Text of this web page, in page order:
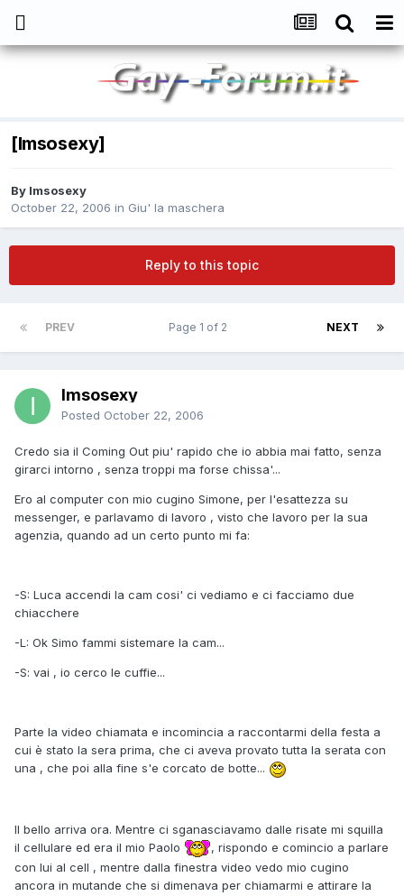
[Imsosexy]
By Imsosexy
October 22, 2006 in Giu' la maschera
Reply to this topic
PREV NEXT
Page 1 of 2
Imsosexy
Posted October 22, 2006
Credo sia il Coming Out piu' rapido che io abbia mai fatto, senza
girarci intorno , senza troppi ma forse chissa'...
Ero al computer con mio cugino Simone, per l'esattezza su
messenger, e parlavamo di lavoro , visto che lavoro per la sua
agenzia, quando ad un certo punto mi fa:
-S: Luca accendi la cam cosi' ci vediamo e ci facciamo due
chiacchere
-L: Ok Simo fammi sistemare la cam...
-S: vai , io cerco le cuffie...
Parte la video chiamata e incomincia a raccontarmi della festa a
cui è stato la sera prima, che ci aveva provato tutta la serata con
una , che poi alla fine s'e corcato de botte...
Il bello arriva ora. Mentre ci sganasciavamo dalle risate mi squilla
il cellulare ed era il mio Paolo
, rispondo e comincio a parlare
con lui al cell , mentre dalla finestra video vedo mio cugino
ancora in mutande che si dimenava per chiamarmi e attirare la